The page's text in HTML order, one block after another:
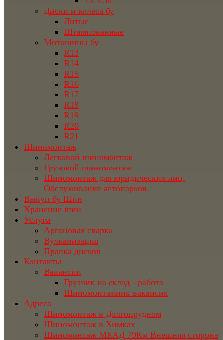
Диски и колеса бу
Литые
Штампованные
Мотошины бу
R13
R14
R15
R16
R17
R18
R19
R20
R21
Шиномонтаж
Легковой шиномонтаж
Грузовой шиномонтаж
Шиномонтаж для юридических лиц.
Обслуживание автопарков.
Выкуп бу Шин
Хранение шин
Услуги
Аргоновая сварка
Вулканизация
Правка дисков
Контакты
Вакансии
Грузчик на склад - работа
Шиномонтажник вакансия
Адреса
Шиномонтаж в Долгопрудном
Шиномонтаж в Химках
Шиномонтаж МКАД 79Км Внешняя сторона